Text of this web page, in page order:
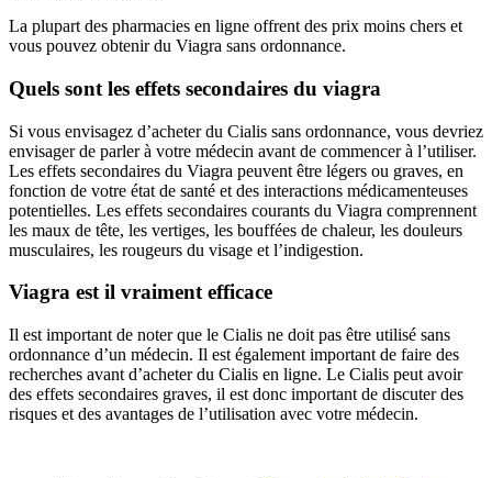
La plupart des pharmacies en ligne offrent des prix moins chers et
vous pouvez obtenir du Viagra sans ordonnance.
Quels sont les effets secondaires du viagra
Si vous envisagez d’acheter du Cialis sans ordonnance, vous devriez
envisager de parler à votre médecin avant de commencer à l’utiliser.
Les effets secondaires du Viagra peuvent être légers ou graves, en
fonction de votre état de santé et des interactions médicamenteuses
potentielles. Les effets secondaires courants du Viagra comprennent
les maux de tête, les vertiges, les bouffées de chaleur, les douleurs
musculaires, les rougeurs du visage et l’indigestion.
Viagra est il vraiment efficace
Il est important de noter que le Cialis ne doit pas être utilisé sans
ordonnance d’un médecin. Il est également important de faire des
recherches avant d’acheter du Cialis en ligne. Le Cialis peut avoir
des effets secondaires graves, il est donc important de discuter des
risques et des avantages de l’utilisation avec votre médecin.